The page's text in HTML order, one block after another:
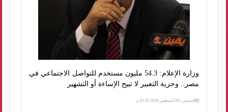
وزارة الإعلام: 54.3 مليون مستخدم للتواصل الاجتماعي في
مصر.. وحرية التعبير لا تبيح الإساءة أو التشهير
الخميس، 06 أغسطس 2026 01:33 م